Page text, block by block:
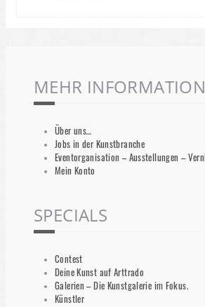
MEHR
Über uns…
Jobs in der Kunstbranche
Eventorganisation – Ausstellungen –
Mein Konto
SPECIALS
Contest
Deine Kunst auf Arttrado
Galerien – Die Kunstgalerie im Fokus.
Künstler